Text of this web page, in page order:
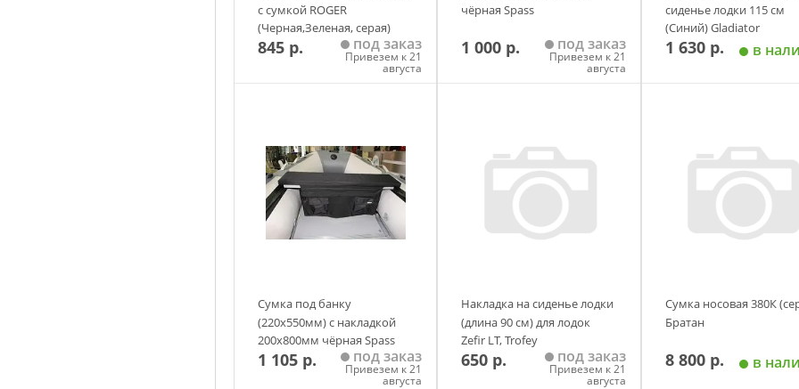
с сумкой ROGER
(Черная,Зеленая, серая)
845 р. под заказ
Привезем к 21
августа
чёрная Spass
1 000 р. под заказ
Привезем к 21
августа
сиденье лодки 115 см
(Синий) Gladiator
1 630 р. в
Сумка под банку
(220х550мм) с накладкой
200х800мм чёрная Spass
1 105 р. под заказ
Привезем к 21
августа
Накладка на сиденье лодки
(длина 90 см) для лодок
Zefir LT, Trofey
650 р. под заказ
Привезем к 21
августа
Сумка носовая 380К
Братан
8 800 р. в